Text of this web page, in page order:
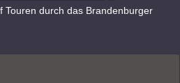
Touren durch das Brandenburger